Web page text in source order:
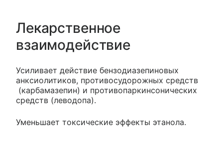
Лекарственное
взаимодействие
Усиливает действие бензодиазепиновых
анксиолитиков, противосудорожных средств
(карбамазепин) и противопаркинсонических
средств (леводопа).
Уменьшает токсические эффекты этанола.